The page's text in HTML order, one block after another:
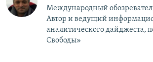
Международный
Автор и ведущий
аналитического дайджеста,
Свободы»